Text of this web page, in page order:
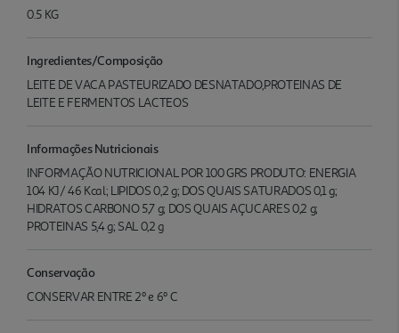
0.5 KG
Ingredientes/Composição
LEITE DE VACA PASTEURIZADO DESNATADO,PROTEINAS DE
LEITE E FERMENTOS LACTEOS
Informações Nutricionais
INFORMAÇÃO NUTRICIONAL POR 100 GRS PRODUTO: ENERGIA
104 KJ/ 46 Kcal; LIPIDOS 0,2 g; DOS QUAIS SATURADOS 0,1 g;
HIDRATOS CARBONO 5,7 g; DOS QUAIS AÇUCARES 0,2 g;
PROTEINAS 5,4 g; SAL 0,2 g
Conservação
CONSERVAR ENTRE 2º e 6º C